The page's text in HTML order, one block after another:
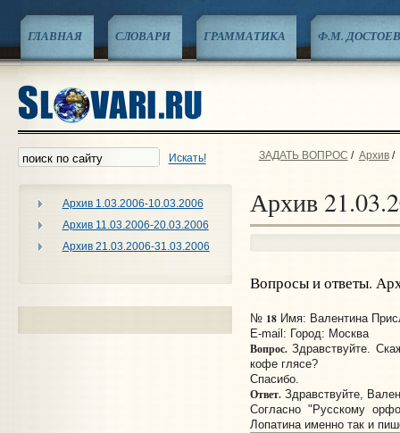
ГЛАВНАЯ СЛОВАРИ ГРАММАТИКА Ф.М.
Искать!
Архив 1.03.2006-10.03.2006
Архив 11.03.2006-20.03.2006
Архив 21.03.2006-31.03.2006
ЗАДАТЬ ВОПРОС / Архив/
Архив
Вопросы и ответы.
№ 18Имя: Валентина
E-mail: Город: Москва
Вопрос.Здравствуйте.
кофе глясе?
Спасибо.
Ответ.Здравствуйте,
Согласно "Русскому
Лопатина именно так и